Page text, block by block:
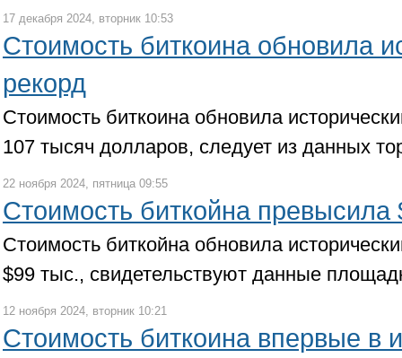
17 декабря 2024, вторник 10:53
Стоимость биткоина обновила
рекорд
Стоимость биткоина обновила
107 тысяч долларов, следует из данных
22 ноября 2024, пятница 09:55
Стоимость биткойна превысила
Стоимость биткойна обновила
$99 тыс., свидетельствуют данные
12 ноября 2024, вторник 10:21
Стоимость биткоина впервые в